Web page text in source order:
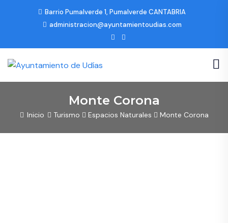
Barrio Pumalverde 1, Pumalverde CANTABRIA
administracion@ayuntamientoudias.com
Monte Corona
Inicio Turismo Espacios Naturales Monte Corona